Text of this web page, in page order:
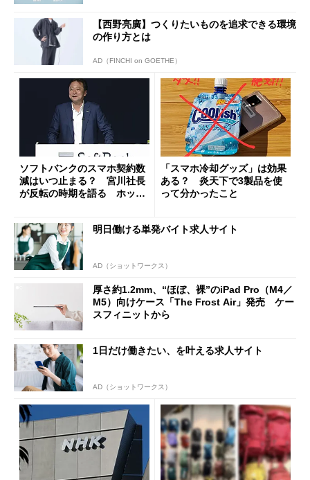
【西野亮廣】つくりたいものを追求できる環境
の作り方とは
AD（FINCHI on GOETHE）
ソフトバンクのスマホ契約数
減はいつ止まる？ 宮川社長
が反転の時期を語る ホッピ
「スマホ冷却グッズ」は効果
ある？ 炎天下で3製品を使
って分かったこと
明日働ける単発バイト求人サイト
AD（ショットワークス）
厚さ約1.2mm、“ほぼ、裸”のiPad Pro（M4／
M5）向けケース「The Frost Air」発売 ケー
スフィニットから
1日だけ働きたい、を叶える求人サイト
AD（ショットワークス）